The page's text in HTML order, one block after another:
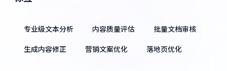
专业级文本分析 内容质量评估
批量文档审核
生成内容修正
营销文案优化 落地页优化